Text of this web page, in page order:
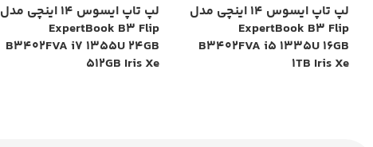
لپ تاپ ایسوس 14 اینچی مدل
ExpertBook B3 Flip
B3402FVA i5 1335U 16GB
1TB Iris Xe
لپ تاپ ایسوس 14 اینچی مدل
ExpertBook B3 Flip
B3402FVA i7 1355U 24GB
512GB Iris Xe